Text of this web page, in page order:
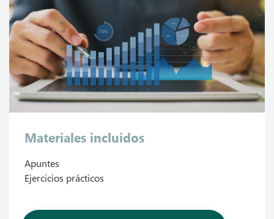
Materiales incluidos
Apuntes
Ejercicios prácticos